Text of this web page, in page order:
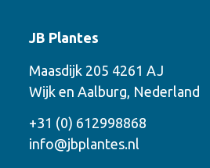
options suivantes
JB Plantes
Maasdijk 205 4261 AJ
Wijk en Aalburg, Nederland
+31 (0) 612998868
info@jbplantes.nl